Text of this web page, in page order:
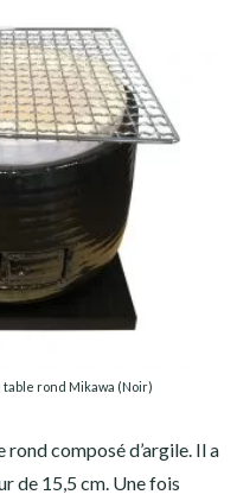
rond Mikawa (Noir)
composé d’argile. Il a
de 15,5 cm. Une fois